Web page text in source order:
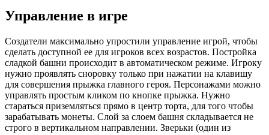
Управление в игре
Создатели максимально упростили управление игрой, чтобы
сделать доступной ее для игроков всех возрастов. Постройка
сладкой башни происходит в автоматическом режиме. Игроку
нужно проявлять сноровку только при нажатии на клавишу
для совершения прыжка главного героя. Персонажами можно
управлять простым кликом по кнопке прыжка. Нужно
стараться приземляться прямо в центр торта, для того чтобы
зарабатывать монеты. Слой за слоем башня складывается не
строго в вертикальном направлении. Зверьки (один из